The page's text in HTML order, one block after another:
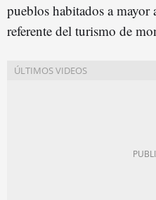
pueblos habitados a
referente del turismo de